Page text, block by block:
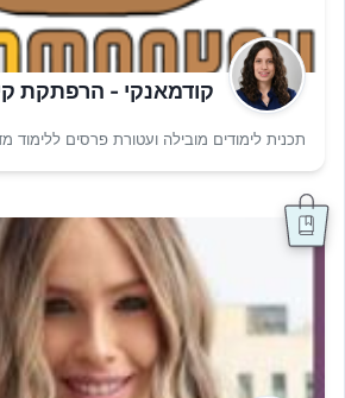
קודמאנקי - הרפתקת
תכנית לימודים מובילה ועטורת פרסים ללימוד